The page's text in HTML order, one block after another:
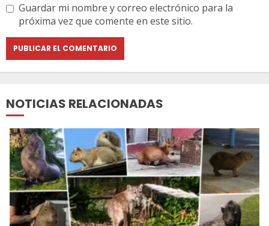
Guardar mi nombre y correo electrónico para la
próxima vez que comente en este sitio.
NOTICIAS RELACIONADAS